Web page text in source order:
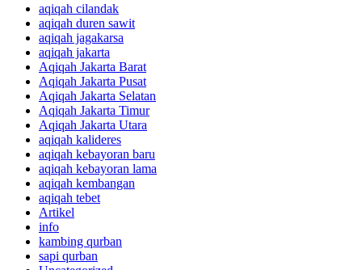
aqiqah cilandak
aqiqah duren sawit
aqiqah jagakarsa
aqiqah jakarta
Aqiqah Jakarta Barat
Aqiqah Jakarta Pusat
Aqiqah Jakarta Selatan
Aqiqah Jakarta Timur
Aqiqah Jakarta Utara
aqiqah kalideres
aqiqah kebayoran baru
aqiqah kebayoran lama
aqiqah kembangan
aqiqah tebet
Artikel
info
kambing qurban
sapi qurban